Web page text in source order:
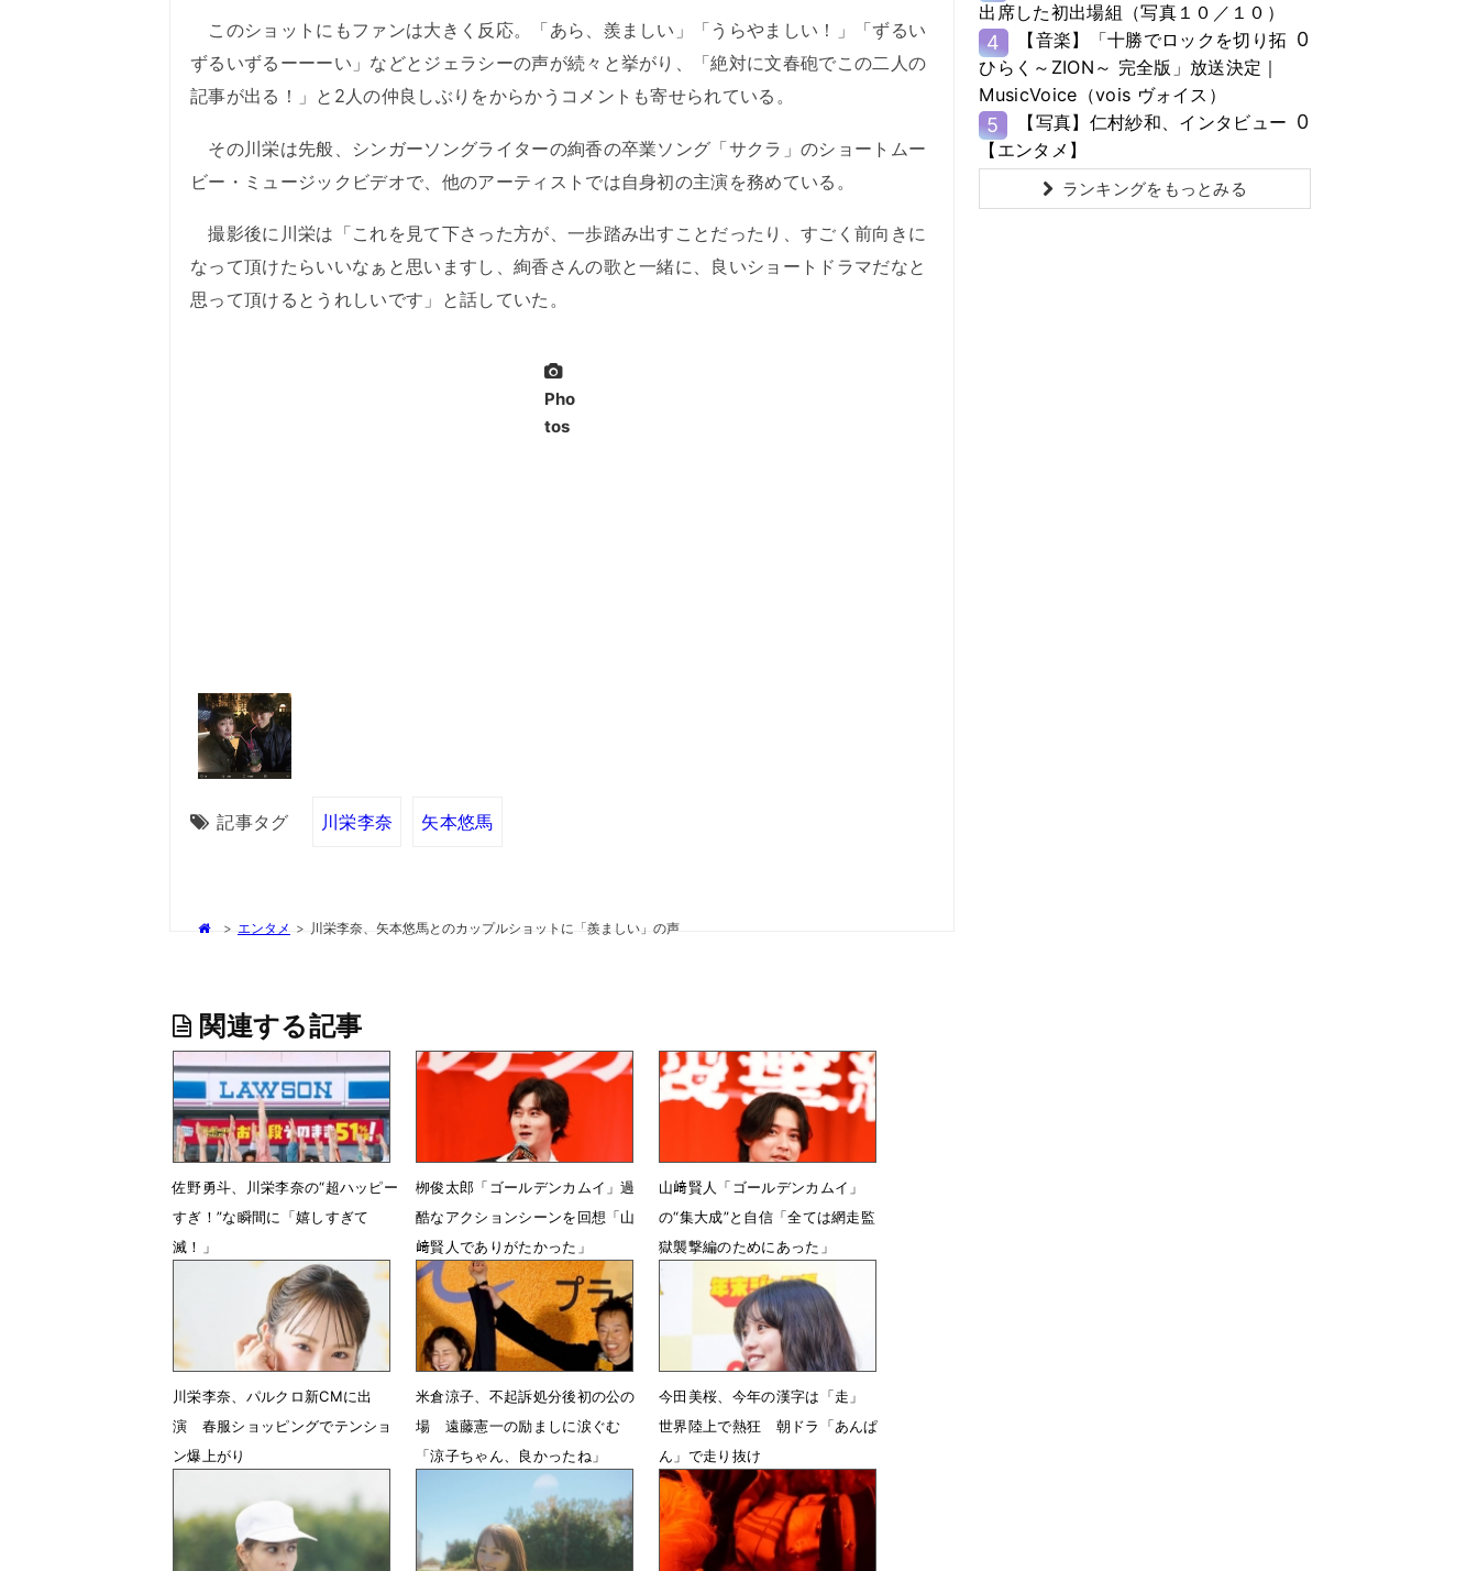
このショットにもファンは大きく反応。「あら、羨ましい」「うらやましい！」「ずるい
ずるいずるーーーい」などとジェラシーの声が続々と挙がり、「絶対に文春砲でこの二人の
記事が出る！」と2人の仲良しぶりをからかうコメントも寄せられている。
その川栄は先般、シンガーソングライターの絢香の卒業ソング「サクラ」のショートムー
ビー・ミュージックビデオで、他のアーティストでは自身初の主演を務めている。
撮影後に川栄は「これを見て下さった方が、一歩踏み出すことだったり、すごく前向きに
なって頂けたらいいなぁと思いますし、絢香さんの歌と一緒に、良いショートドラマだなと
思って頂けるとうれしいです」と話していた。
Pho
tos
記事タグ 川栄李奈 矢本悠馬
> エンタメ > 川栄李奈、矢本悠馬とのカップルショットに「羨ましい」の声
関連する記事
佐野勇斗、川栄李奈の“超ハッピー
すぎ！”な瞬間に「嬉しすぎて
滅！」
5月25日 18時00分
栁俊太郎「ゴールデンカムイ」過
酷なアクションシーンを回想「山
﨑賢人でありがたかった」
2月25日 21時26分
山﨑賢人「ゴールデンカムイ」
の“集大成”と自信「全ては網走監
獄襲撃編のためにあった」
2月25日 20時15分
川栄李奈、パルクロ新CMに出
演 春服ショッピングでテンショ
ン爆上がり
米倉涼子、不起訴処分後初の公の
場 遠藤憲一の励ましに涙ぐむ
「涼子ちゃん、良かったね」
今田美桜、今年の漢字は「走」
世界陸上で熱狂 朝ドラ「あんぱ
ん」で走り抜け
12月1日 08時16分
出席した初出場組（写真１０／１０）
4
【音楽】「十勝でロックを切り拓
ひらく～ZION～ 完全版」放送決定｜
MusicVoice（vois ヴォイス）
0
5
【写真】仁村紗和、インタビュー
【エンタメ】
0
ランキングをもっとみる